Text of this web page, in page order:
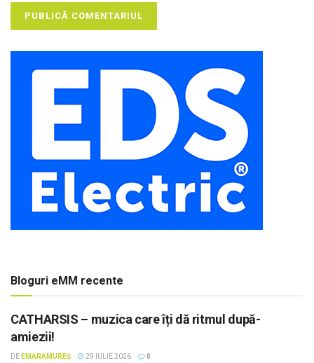
Bloguri eMM recente
CATHARSIS – muzica care îți dă ritmul după-
amiezii!
DE EMARAMUREȘ 29 IULIE 2026 0